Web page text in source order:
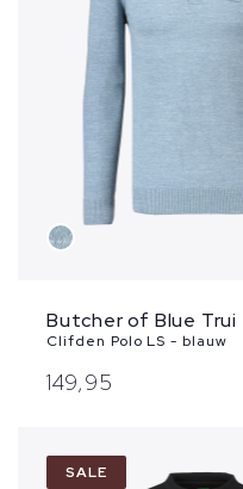
Butcher of Blue Trui
Clifden Polo LS - blauw
149,95
SALE